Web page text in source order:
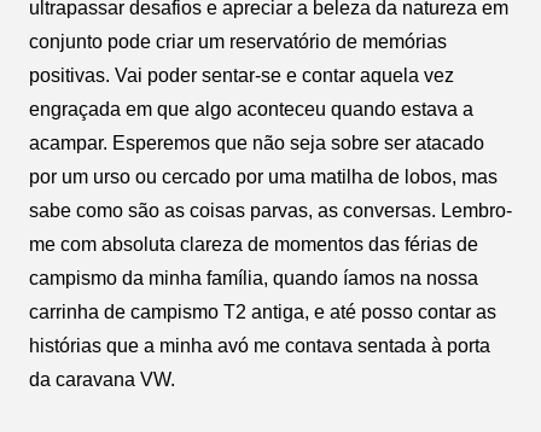
ultrapassar desafios e apreciar a beleza da natureza em
conjunto pode criar um reservatório de memórias
positivas. Vai poder sentar-se e contar aquela vez
engraçada em que algo aconteceu quando estava a
acampar. Esperemos que não seja sobre ser atacado
por um urso ou cercado por uma matilha de lobos, mas
sabe como são as coisas parvas, as conversas. Lembro-
me com absoluta clareza de momentos das férias de
campismo da minha família, quando íamos na nossa
carrinha de campismo T2 antiga, e até posso contar as
histórias que a minha avó me contava sentada à porta
da caravana VW.